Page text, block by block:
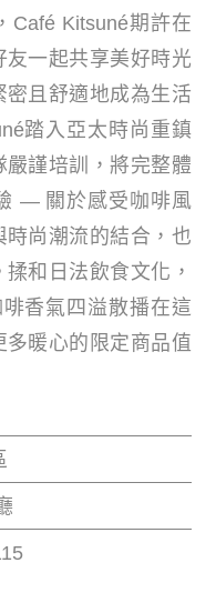
Café Kitsuné期許在
一起共享美好時光
且舒適地成為生活
踏入亞太時尚重鎮
謹培訓，將完整體
— 關於感受咖啡風
尚潮流的結合，也
和日法飲食文化，
香氣四溢散播在這
暖心的限定商品值